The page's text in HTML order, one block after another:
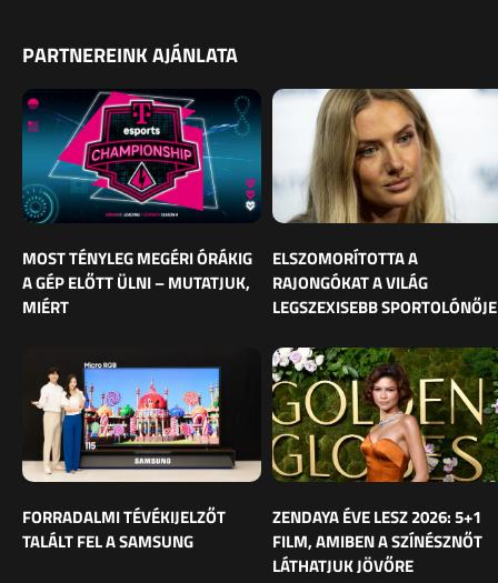
PARTNEREINK AJÁNLATA
MOST TÉNYLEG MEGÉRI ÓRÁKIG
A GÉP ELŐTT ÜLNI – MUTATJUK,
MIÉRT
ELSZOMORÍTOTTA A
RAJONGÓKAT A VILÁG
LEGSZEXISEBB SPORTOLÓNŐJE
FORRADALMI TÉVÉKIJELZŐT
TALÁLT FEL A SAMSUNG
ZENDAYA ÉVE LESZ 2026: 5+1
FILM, AMIBEN A SZÍNÉSZNŐT
LÁTHATJUK JÖVŐRE